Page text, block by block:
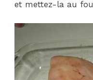
et mettez-la au